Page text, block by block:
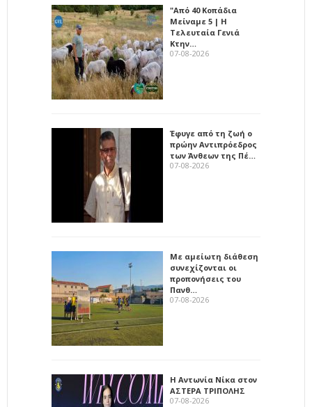
"Από 40 Κοπάδια
Μείναμε 5 | Η
Τελευταία Γενιά
Κτην…
07-08-2026
Έφυγε από τη ζωή ο
πρώην Αντιπρόεδρος
των Άνθεων της Πέ…
07-08-2026
Με αμείωτη διάθεση
συνεχίζονται οι
προπονήσεις του
Πανθ…
07-08-2026
Η Αντωνία Νίκα στον
ΑΣΤΕΡΑ ΤΡΙΠΟΛΗΣ
07-08-2026